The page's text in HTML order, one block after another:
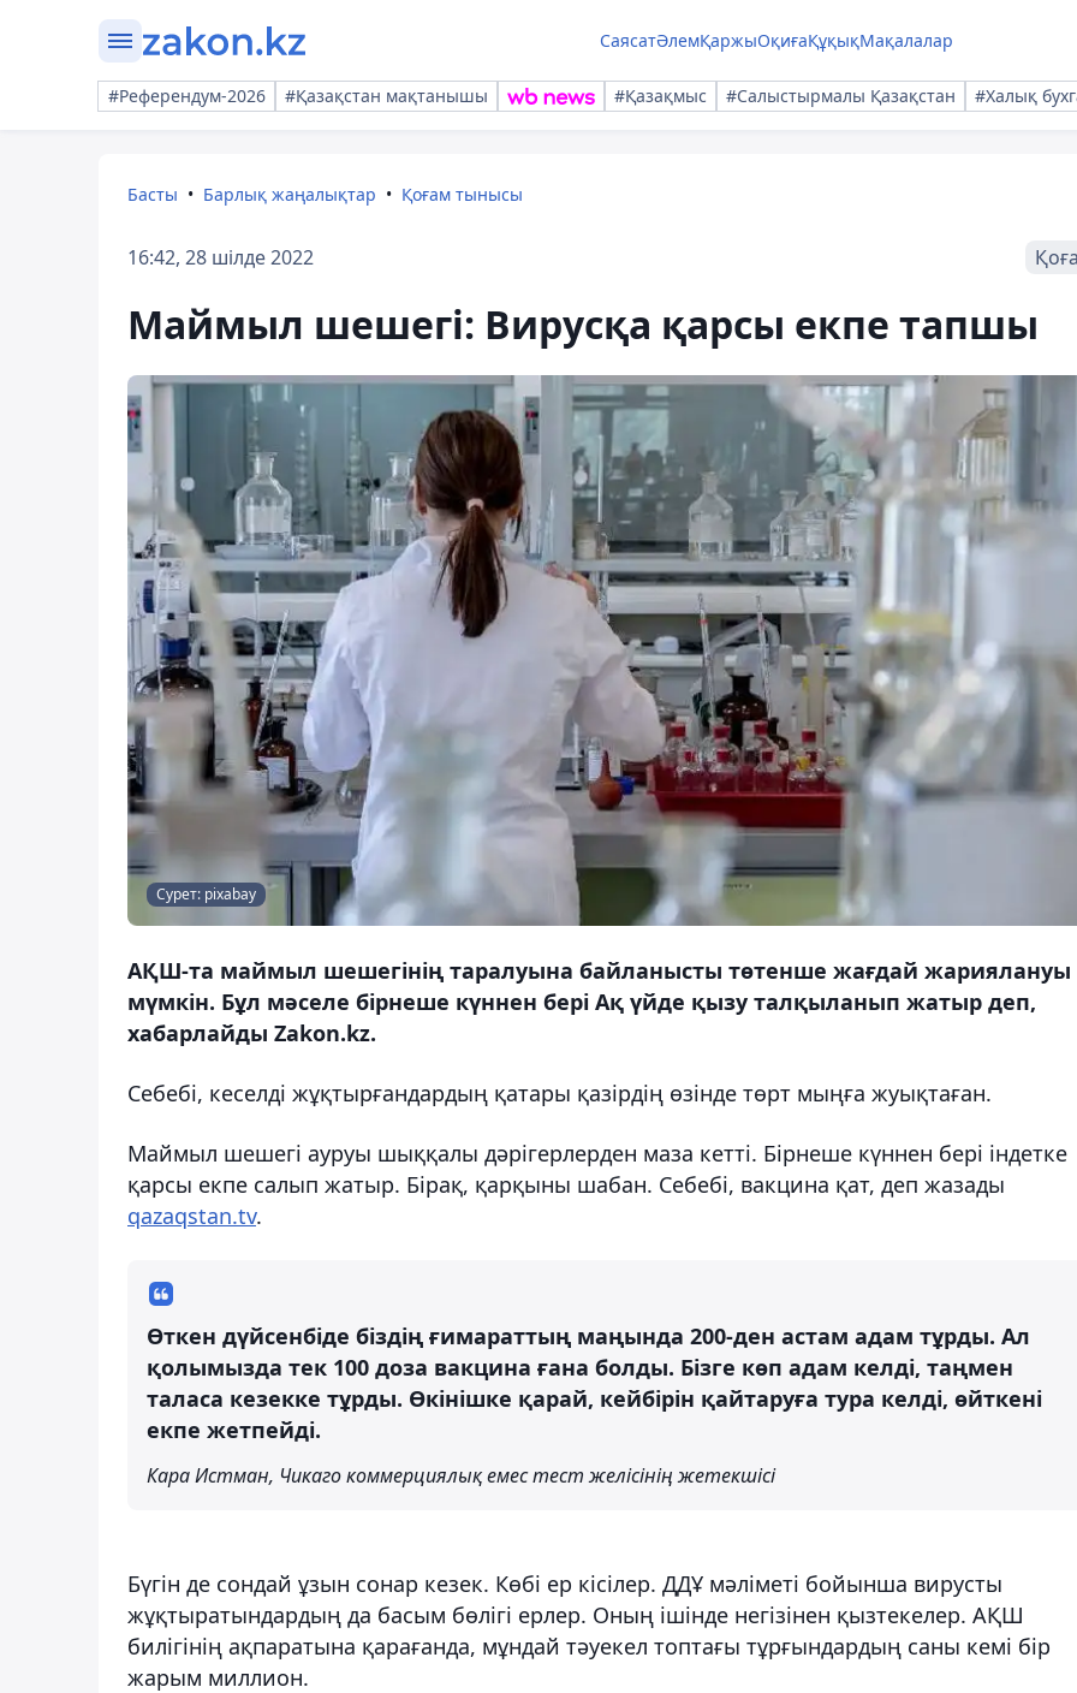
СаясатӘлемҚаржыОқиғаҚұқықМақалалар
#Референдум-2026 #Қазақстан мақтанышы #Қазақмыс #Салыстырмалы Қазақстан #Халық
Басты Барлық жаңалықтар Қоғам тынысы
16:42, 28 шілде 2022
Маймыл шешегі: Вирусқа қарсы екпе тапшы
Сурет: pixabay
АҚШ-та маймыл шешегінің таралуына байланысты төтенше жағдай жариялануы
мүмкін. Бұл мәселе бірнеше күннен бері Ақ үйде қызу талқыланып жатыр деп,
хабарлайды Zakon.kz.
Себебі, кеселді жұқтырғандардың қатары қазірдің өзінде төрт мыңға жуықтаған.
Маймыл шешегі ауруы шыққалы дәрігерлерден маза кетті. Бірнеше күннен бері індетке
қарсы екпе салып жатыр. Бірақ, қарқыны шабан. Себебі, вакцина қат, деп жазады
qazaqstan.tv.
Өткен дүйсенбіде біздің ғимараттың маңында 200-ден астам адам тұрды. Ал
қолымызда тек 100 доза вакцина ғана болды. Бізге көп адам келді, таңмен
таласа кезекке тұрды. Өкінішке қарай, кейбірін қайтаруға тура келді, өйткені
екпе жетпейді.
Кара Истман, Чикаго коммерциялық емес тест желісінің жетекшісі
Бүгін де сондай ұзын сонар кезек. Көбі ер кісілер. ДДҰ мәліметі бойынша вирусты
жұқтыратындардың да басым бөлігі ерлер. Оның ішінде негізінен қызтекелер. АҚШ
билігінің ақпаратына қарағанда, мұндай тәуекел топтағы тұрғындардың саны кемі бір
жарым миллион.